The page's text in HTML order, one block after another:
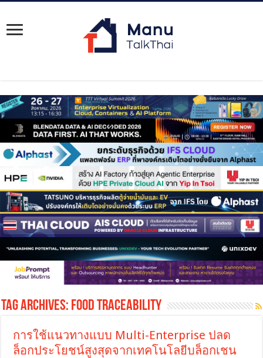
Tag Archives: food traceability
การใช้แนวทางแบบ Multi-Enterprise ปลด
ล็อกประโยชน์สูงสุดจากเทคโนโลยีบล็อกเชน